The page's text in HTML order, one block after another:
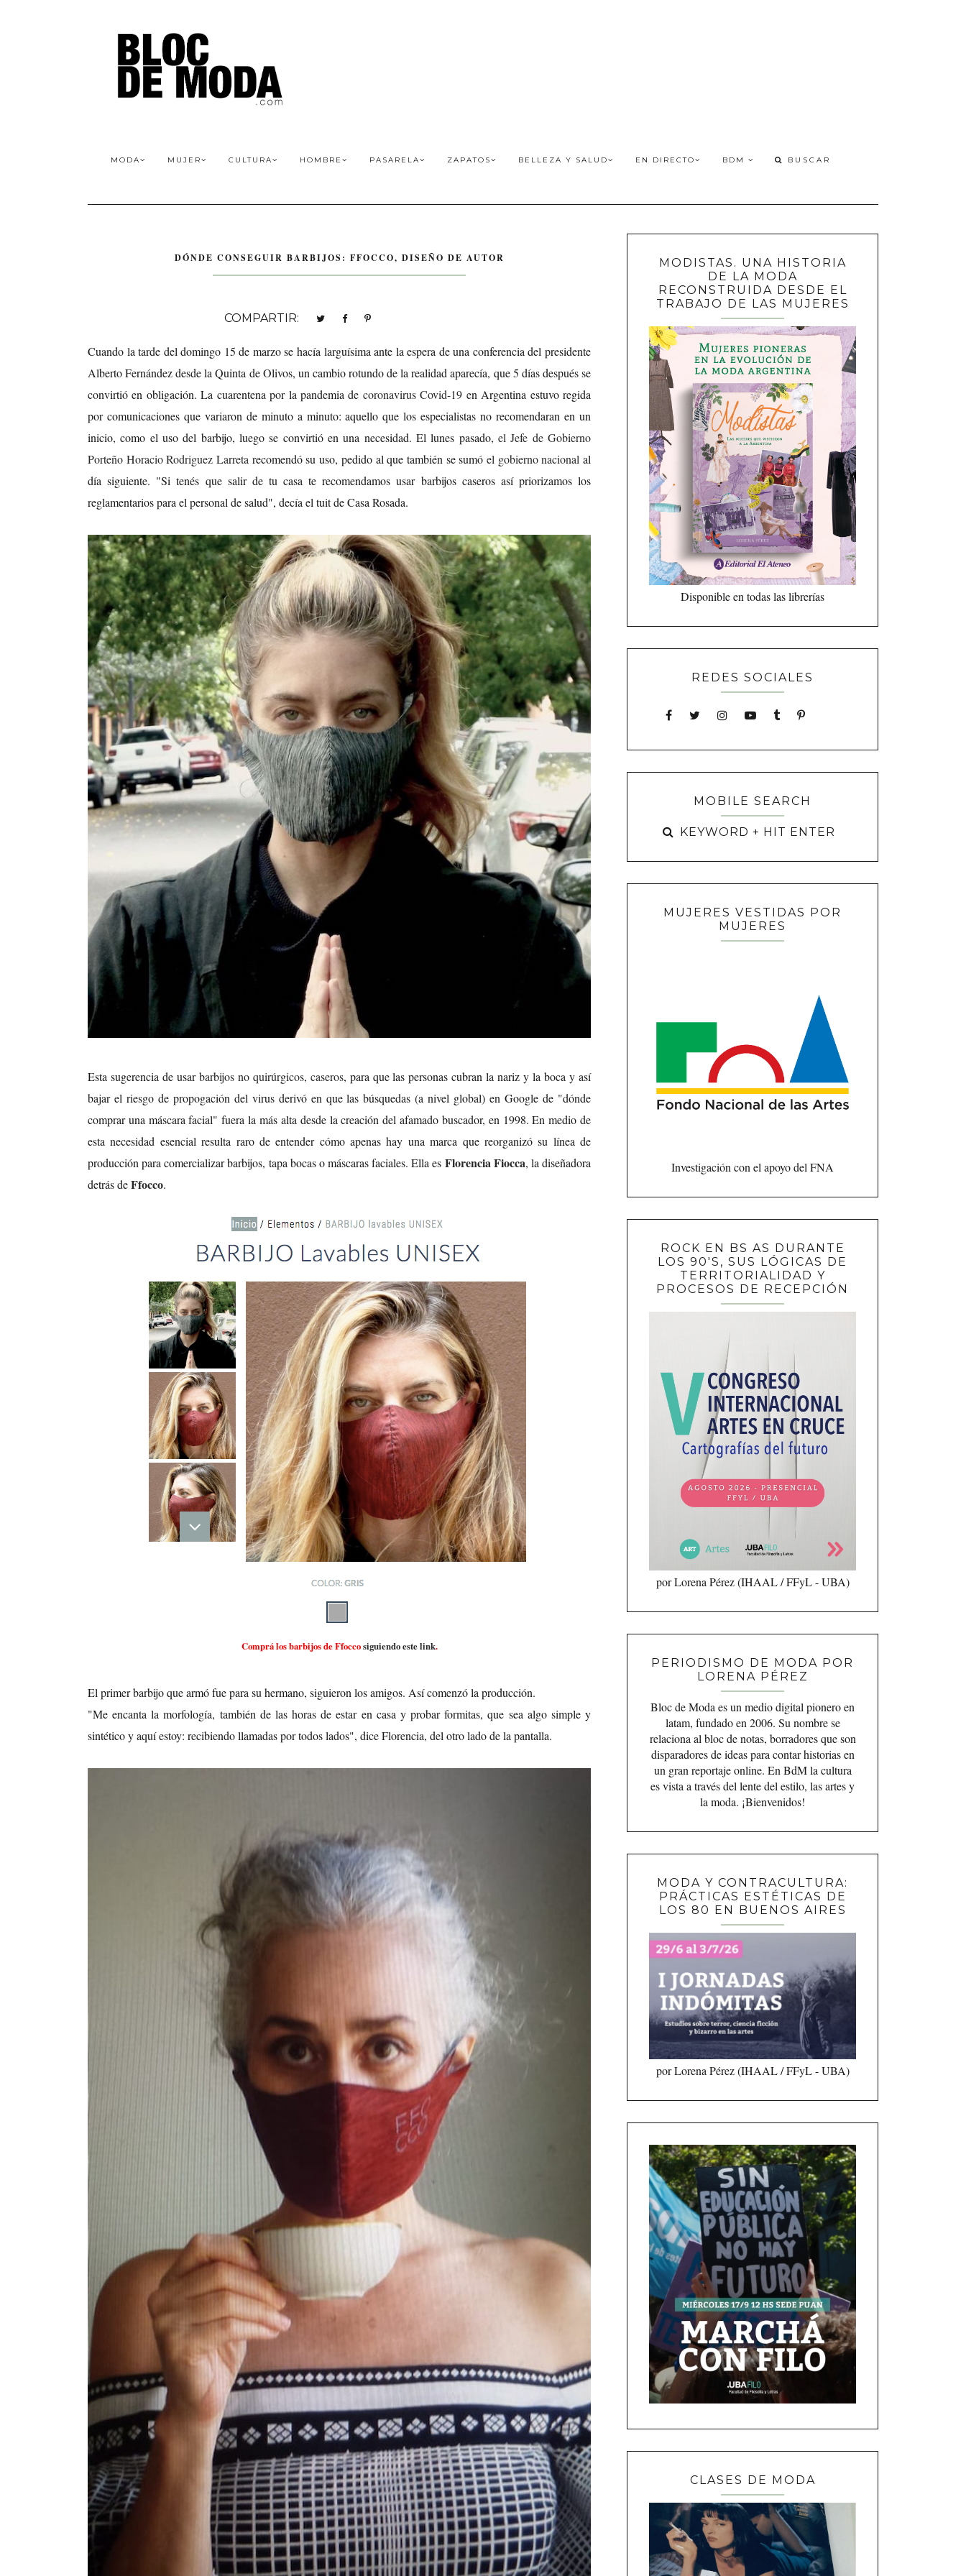
MODA MUJER CULTURA HOMBRE PASARELA ZAPATOS BELLEZA Y SALUD EN DIRECTO BDM
DÓNDE CONSEGUIR BARBIJOS: FFOCCO, DISEÑO DE AUTOR
COMPARTIR:
Cuando la tarde del domingo 15 de marzo se hacía larguísima ante la espera de una conferencia del presidente
Alberto Fernández desde la Quinta de Olivos, un cambio rotundo de la realidad aparecía, que 5 días después se
convirtió en obligación. La cuarentena por la pandemia de coronavirus Covid-19 en Argentina estuvo regida
por comunicaciones que variaron de minuto a minuto: aquello que los especialistas no recomendaran en un
inicio, como el uso del barbijo, luego se convirtió en una necesidad. El lunes pasado, el Jefe de Gobierno
Porteño Horacio Rodriguez Larreta recomendó su uso, pedido al que también se sumó el gobierno nacional al
día siguiente. "Si tenés que salir de tu casa te recomendamos usar barbijos caseros así priorizamos los
reglamentarios para el personal de salud", decía el tuit de Casa Rosada.
Esta sugerencia de usarbarbijos no quirúrgicos, caseros, para que las personas cubran la nariz y la boca y así
bajar el riesgo de propogación del virus derivó en que las búsquedas (a nivel global) en Google de "dónde
comprar una máscara facial" fuera la más alta desde la creación del afamado buscador, en 1998. En medio de
esta necesidad esencial resulta raro de entender cómo apenas hay una marca que reorganizó su línea de
producción para comercializar barbijos, tapa bocas o máscaras faciales. Ella es Florencia Fiocca, la diseñadora
detrás deFfocco.
Comprá los barbijos deFfoccosiguiendo este link.
El primer barbijo que armó fue para su hermano, siguieron los amigos. Así comenzó la producción.
"Me encanta la morfología, también de las horas de estar en casa y probar formitas, que sea algo simple y
sintético y aquí estoy: recibiendo llamadas por todos lados", dice Florencia, del otro lado de la pantalla.
MODISTAS. UNA HISTORIA
DE LA MODA
RECONSTRUIDA DESDE EL
TRABAJO DE LAS MUJERES
Disponible en todas las librerías
REDES SOCIALES
MOBILE SEARCH
MUJERES VESTIDAS POR
MUJERES
Investigación con el apoyo del FNA
ROCK EN BS AS DURANTE
LOS 90'S, SUS LÓGICAS DE
TERRITORIALIDAD Y
PROCESOS DE RECEPCIÓN
por Lorena Pérez (IHAAL / FFyL - UBA)
PERIODISMO DE MODA POR
LORENA PÉREZ
Bloc de Moda es un medio digital pionero en
latam, fundado en 2006. Su nombre se
relaciona al bloc de notas, borradores que son
disparadores de ideas para contar historias en
un gran reportaje online. En BdM la cultura
es vista a través del lente del estilo, las artes y
la moda. ¡Bienvenidos!
MODA Y CONTRACULTURA:
PRÁCTICAS ESTÉTICAS DE
LOS 80 EN BUENOS AIRES
por Lorena Pérez (IHAAL / FFyL - UBA)
CLASES DE MODA